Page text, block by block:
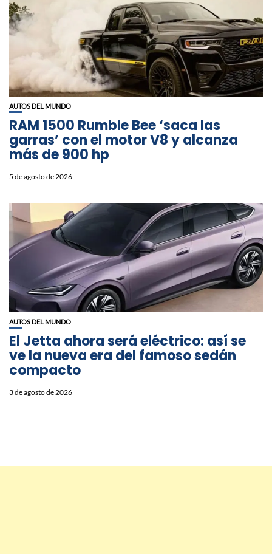
AUTOS DEL MUNDO
RAM 1500 Rumble Bee ‘saca las
garras’ con el motor V8 y alcanza
más de 900 hp
5 de agosto de 2026
AUTOS DEL MUNDO
El Jetta ahora será eléctrico: así se
ve la nueva era del famoso sedán
compacto
3 de agosto de 2026